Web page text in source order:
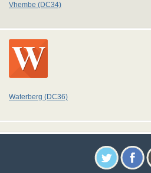
Vhembe (DC34)
Waterberg (DC36)